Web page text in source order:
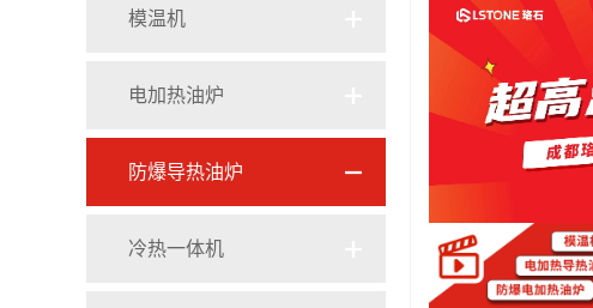
模温机
油式模温机
水式模温机
电加热油炉
电加热导热油炉
导热油电加热器
防爆导热油炉
冷热一体机